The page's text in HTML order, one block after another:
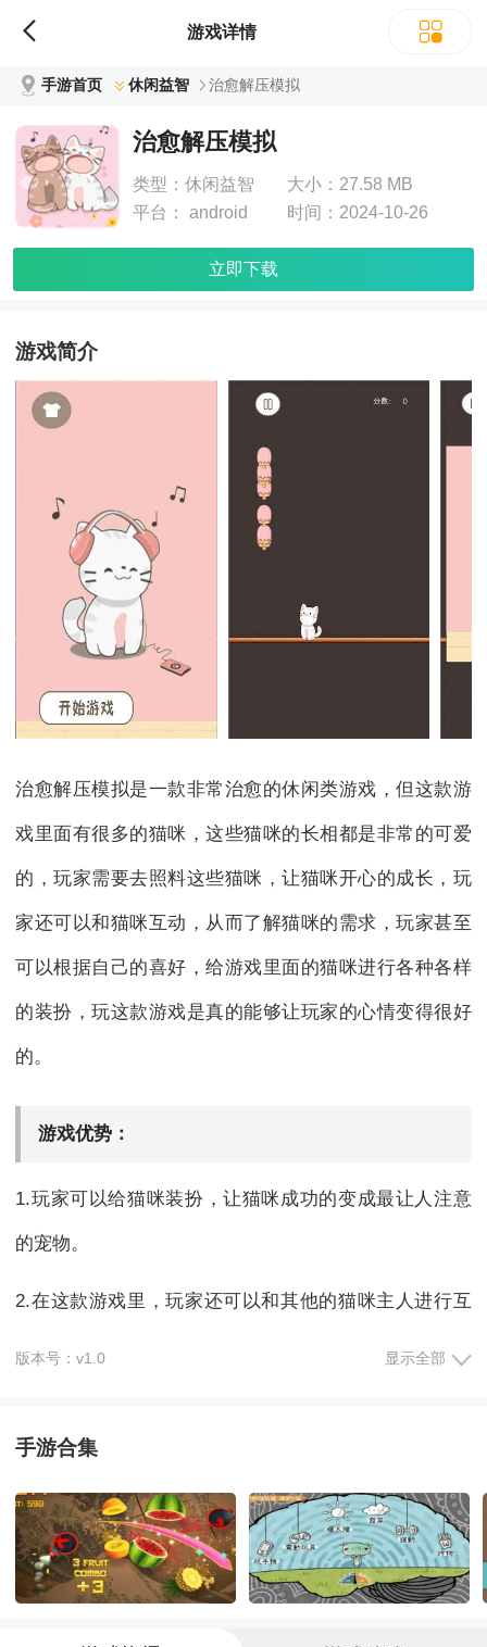
游戏详情
手游首页 休闲益智 治愈解压模拟
治愈解压模拟
类型： 休闲益智 大小： 27.58 MB
平台：
android 时间： 2024-10-26
立即下载
游戏简介
治愈解压模拟是一款非常治愈的休闲类游戏，但这款游
戏里面有很多的猫咪，这些猫咪的长相都是非常的可爱
的，玩家需要去照料这些猫咪，让猫咪开心的成长，玩
家还可以和猫咪互动，从而了解猫咪的需求，玩家甚至
可以根据自己的喜好，给游戏里面的猫咪进行各种各样
的装扮，玩这款游戏是真的能够让玩家的心情变得很好
的。
游戏优势：
1.玩家可以给猫咪装扮，让猫咪成功的变成最让人注意
的宠物。
2.在这款游戏里，玩家还可以和其他的猫咪主人进行互
动，从而结识到更多的朋友。
的朋友一起来玩。
玩法介绍：
1.玩家需要给可爱的猫咪准备非常美味的食物来饲养它
版本号：v1.0 显示全部
手游合集